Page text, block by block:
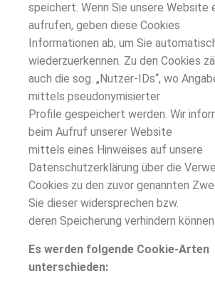
speichert. Wenn Sie unsere Website
aufrufen, geben diese Cookies
Informationen ab, um Sie
wiederzuerkennen. Zu den Cookies
auch die sog. „Nutzer-IDs“, wo
mittels pseudonymisierter
Profile gespeichert werden. Wir
beim Aufruf unserer Website
mittels eines Hinweises auf unsere
Datenschutzerklärung über die
Cookies zu den zuvor genannten
Sie dieser widersprechen bzw.
deren Speicherung verhindern
Es werden folgende Cookie-Arten
unterschieden: